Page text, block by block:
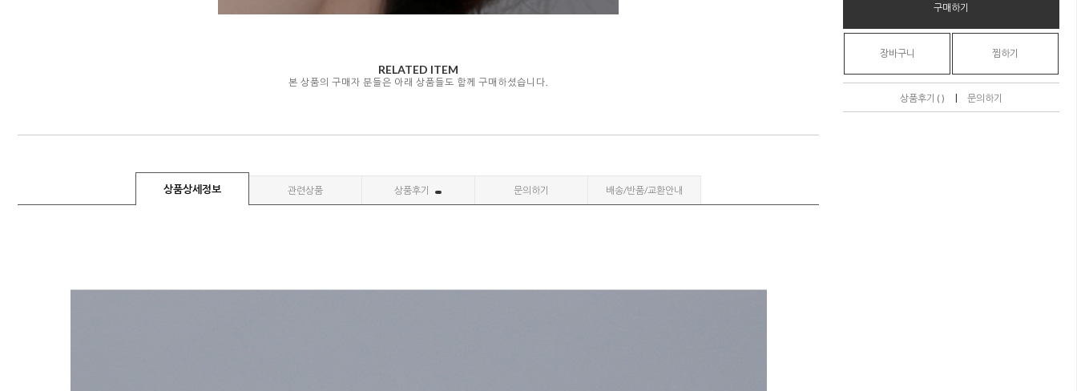
RELATED ITEM
본 상품의 구매자 분들은 아래 상품들도 함께 구매하셨습니다.
상품상세정보 관련상품 상품후기 문의하기 배송/반품/교환안내
구매하기
장바구니 찜하기
상품후기 ( ) | 문의하기